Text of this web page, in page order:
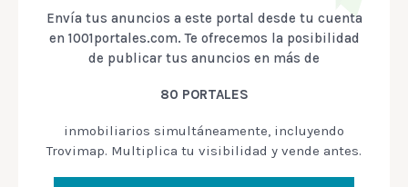
Envía tus anuncios a este portal desde tu cuenta
en 1001portales.com. Te ofrecemos la posibilidad
de publicar tus anuncios en más de
80 PORTALES
inmobiliarios simultáneamente, incluyendo
Trovimap. Multiplica tu visibilidad y vende antes.